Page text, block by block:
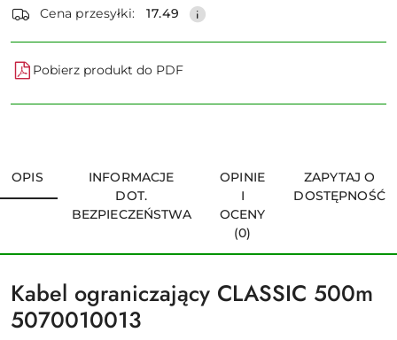
Cena przesyłki: 17.49
Pobierz produkt do PDF
OPIS
INFORMACJE
DOT.
BEZPIECZEŃSTWA
OPINIE
I
OCENY
(0)
ZAPYTAJ O
DOSTĘPNOŚĆ
Kabel ograniczający CLASSIC 500m
5070010013